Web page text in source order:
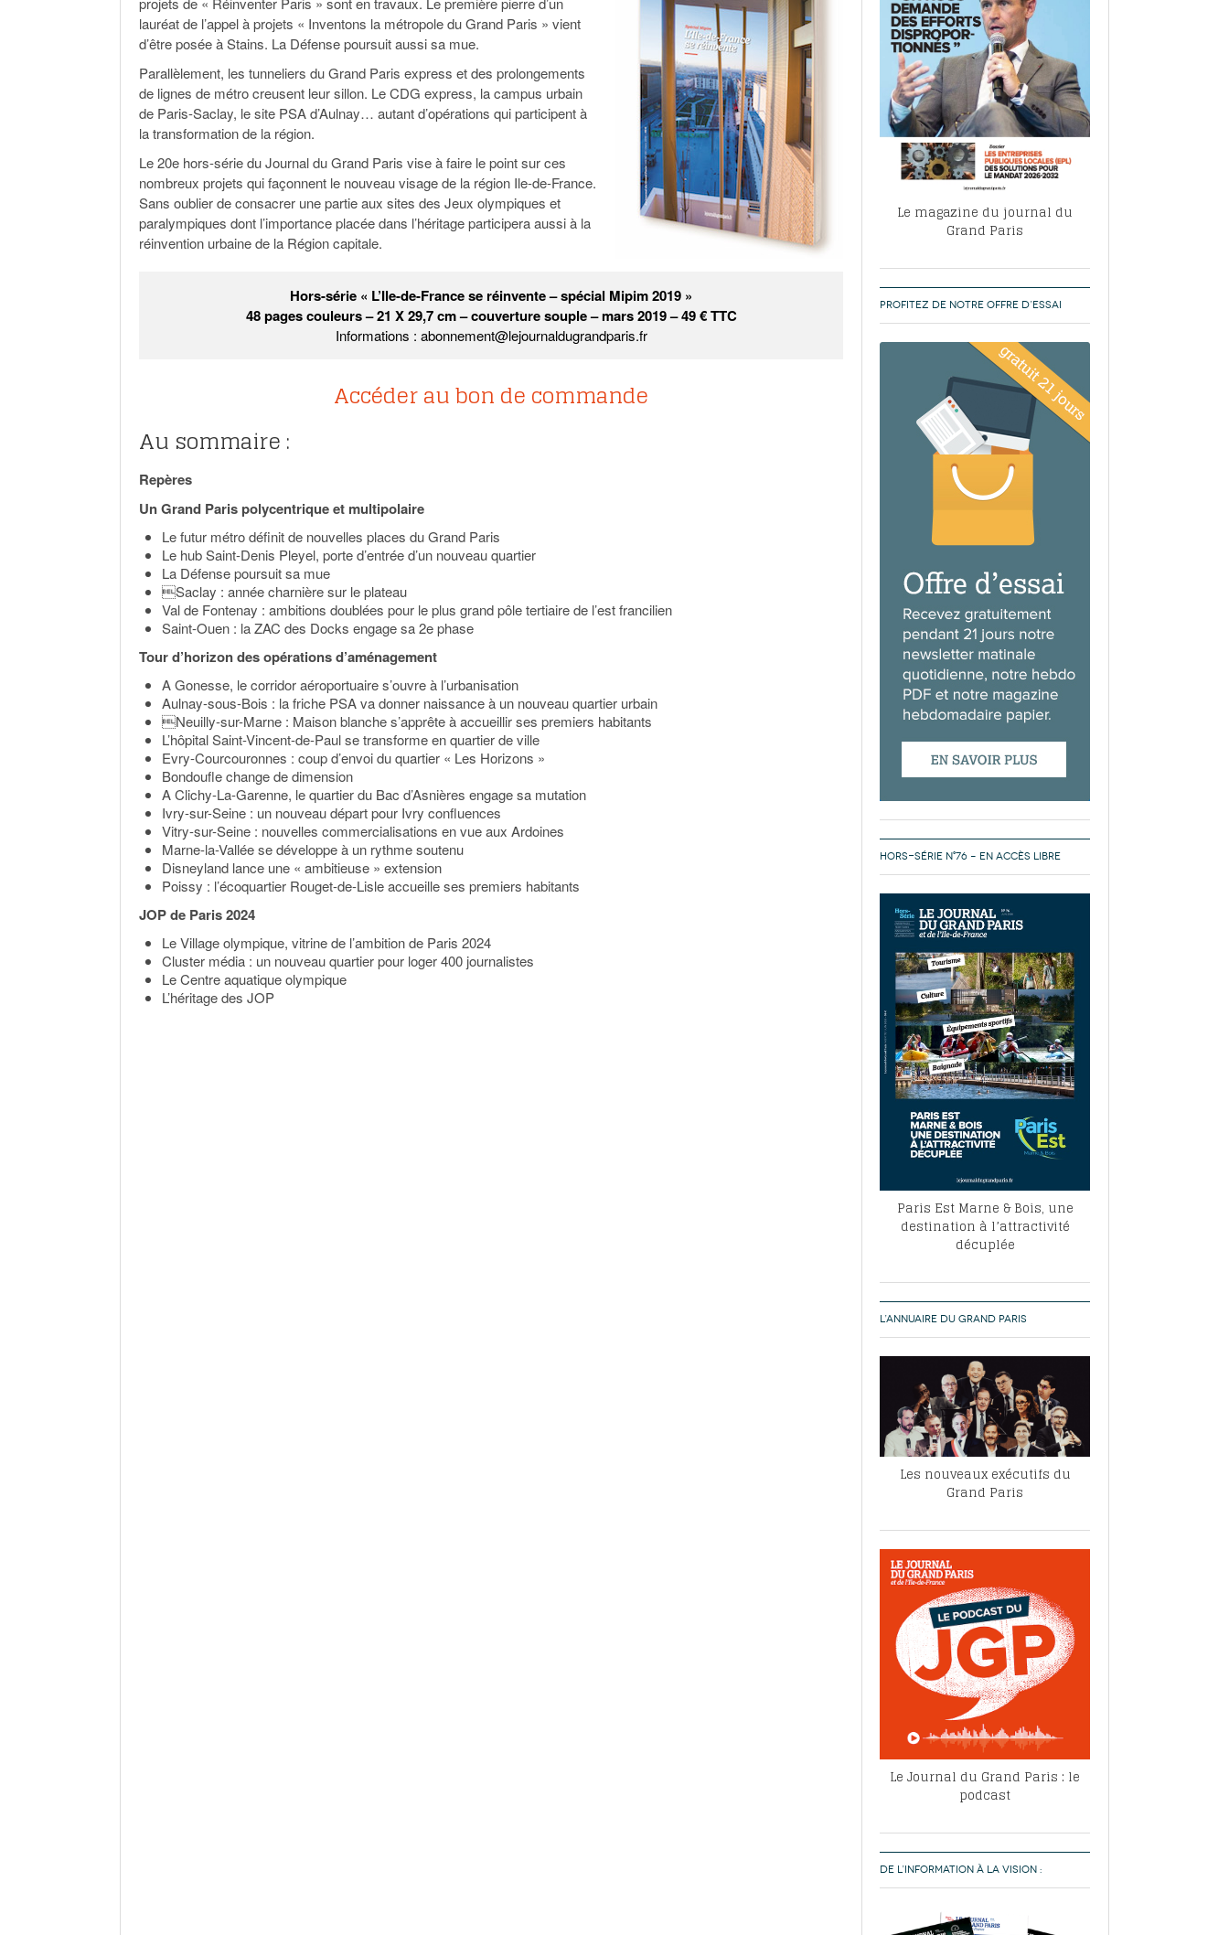
À Paris, les cadres de la tech et de la finance
redessinent le marché de la location de luxe
Saint-Agne immobilier inaugure une nouvelle
résidence à Torcy
- 15 juillet 2026
Plus d'articles
janvier 2026
Municipales 2026 : la CCI livre 23 pistes pour
relancer l’économie parisienne- 20 janvier 2026
Municipales 2026 : la CCI de l’Essonne publie un
Cahier d’expert à destination des candidats
janvier 2026
Plus d'articles
Exclusif – Apex, ABF, ZAC : F. Vauglin détaille sa
feuille de route pour l’urbanisme parisien- 17
juillet 2026
À Paris, les cadres de la tech et de la finance
redessinent le marché de la location de luxe
16 juillet 2026
Plus d'articles
lauréat de l’appel à projets « Inventons la métropole du Grand Paris » vient
d’être posée à Stains. La Défense poursuit aussi sa mue.
Parallèlement, les tunneliers du Grand Paris express et des prolongements
de lignes de métro creusent leur sillon. Le CDG express, la campus urbain
de Paris-Saclay, le site PSA d’Aulnay… autant d’opérations qui participent à
la transformation de la région.
Le 20e hors-série du Journal du Grand Paris vise à faire le point sur ces
nombreux projets qui façonnent le nouveau visage de la région Ile-de-France.
Sans oublier de consacrer une partie aux sites des Jeux olympiques et
paralympiques dont l’importance placée dans l’héritage participera aussi à la
réinvention urbaine de la Région capitale.
Hors-série « L’Ile-de-France se réinvente – spécial Mipim 2019 »
48 pages couleurs – 21 X 29,7 cm – couverture souple – mars 2019 – 49 € TTC
Informations : abonnement@lejournaldugrandparis.fr
Accéder au bon de commande
Au sommaire :
Repères
Un Grand Paris polycentrique et multipolaire
Le futur métro définit de nouvelles places du Grand Paris
Le hub Saint-Denis Pleyel, porte d’entrée d’un nouveau quartier
La Défense poursuit sa mue
Saclay : année charnière sur le plateau
Val de Fontenay : ambitions doublées pour le plus grand pôle tertiaire de l’est francilien
Saint-Ouen : la ZAC des Docks engage sa 2e phase
Tour d’horizon des opérations d’aménagement
A Gonesse, le corridor aéroportuaire s’ouvre à l’urbanisation
Aulnay-sous-Bois : la friche PSA va donner naissance à un nouveau quartier urbain
Neuilly-sur-Marne : Maison blanche s’apprête à accueillir ses premiers habitants
L’hôpital Saint-Vincent-de-Paul se transforme en quartier de ville
Evry-Courcouronnes : coup d’envoi du quartier « Les Horizons »
Bondoufle change de dimension
A Clichy-La-Garenne, le quartier du Bac d’Asnières engage sa mutation
Ivry-sur-Seine : un nouveau départ pour Ivry confluences
Vitry-sur-Seine : nouvelles commercialisations en vue aux Ardoines
Marne-la-Vallée se développe à un rythme soutenu
Disneyland lance une « ambitieuse » extension
Poissy : l’écoquartier Rouget-de-Lisle accueille ses premiers habitants
JOP de Paris 2024
Le Village olympique, vitrine de l’ambition de Paris 2024
Cluster média : un nouveau quartier pour loger 400 journalistes
Le Centre aquatique olympique
L’héritage des JOP
Le magazine du journal du
Grand Paris
PROFITEZ DE NOTRE OFFRE D’ESSAI
HORS-SÉRIE N°76 – EN ACCÈS LIBRE
Paris Est Marne & Bois, une
destination à l’attractivité
décuplée
L’ANNUAIRE DU GRAND PARIS
Les nouveaux exécutifs du
Grand Paris
Le Journal du Grand Paris : le
podcast
DE L’INFORMATION À LA VISION :